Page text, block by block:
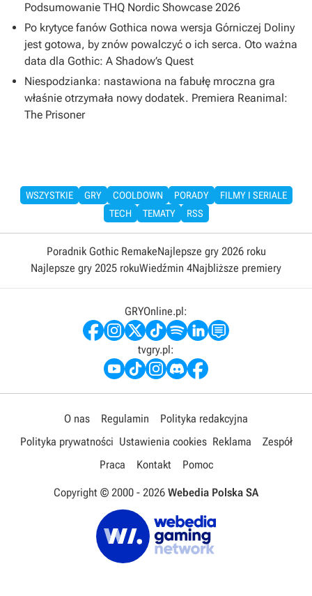
Podsumowanie THQ Nordic Showcase 2026
Po krytyce fanów Gothica nowa wersja Górniczej Doliny
jest gotowa, by znów powalczyć o ich serca. Oto ważna
data dla Gothic: A Shadow’s Quest
Niespodzianka: nastawiona na fabułę mroczna gra
właśnie otrzymała nowy dodatek. Premiera Reanimal:
The Prisoner
WSZYSTKIE GRY COOLDOWN PORADY
FILMY I SERIALE
TECH
TEMATY RSS
Poradnik Gothic RemakeNajlepsze gry 2026 roku
Najlepsze gry 2025 rokuWiedźmin 4Najbliższe premiery
GRYOnline.pl:
tvgry.pl:
O nas Regulamin
Polityka redakcyjna
Polityka prywatności Ustawienia cookies Reklama
Zespół
Praca
Kontakt Pomoc
Copyright © 2000 - 2026 Webedia Polska SA